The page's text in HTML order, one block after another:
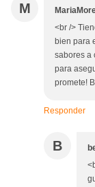
M
<br />
bien para
sabores a
para
promete!
Responder
B